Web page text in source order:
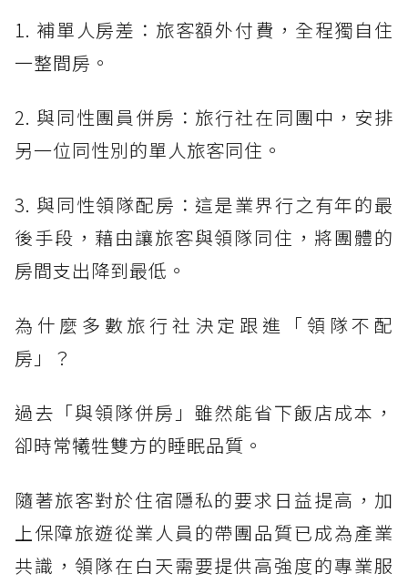
1. 補單人房差：旅客額外付費，全程獨自住
一整間房。
2. 與同性團員併房：旅行社在同團中，安排
另一位同性別的單人旅客同住。
3. 與同性領隊配房：這是業界行之有年的最
後手段，藉由讓旅客與領隊同住，將團體的
房間支出降到最低。
為什麼多數旅行社決定跟進「領隊不配
房」？
過去「與領隊併房」雖然能省下飯店成本，
卻時常犧牲雙方的睡眠品質。
隨著旅客對於住宿隱私的要求日益提高，加
上保障旅遊從業人員的帶團品質已成為產業
共識，領隊在白天需要提供高強度的專業服